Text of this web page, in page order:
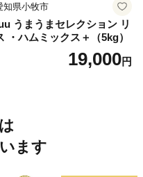
知県小牧市
うまうまセレクション リ
・ハムミックス＋（5kg）
19,000円
ます